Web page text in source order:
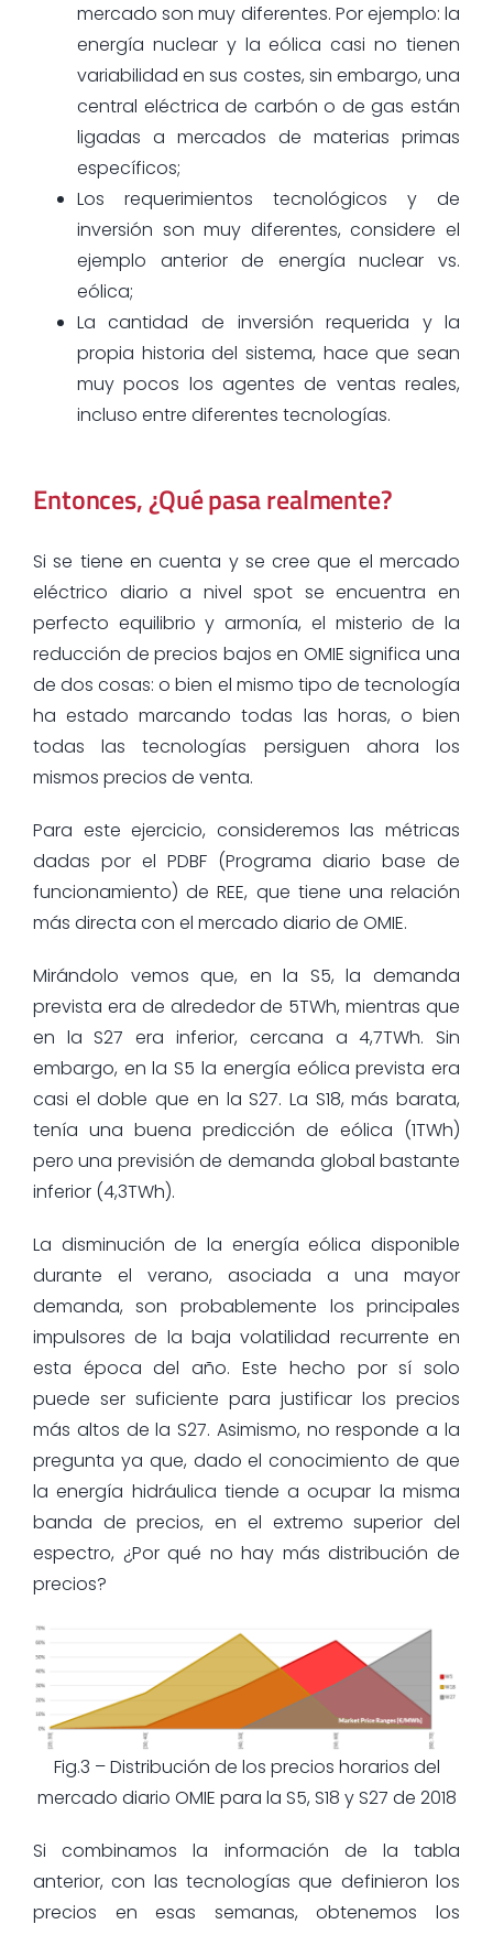
mercado son muy diferentes. Por ejemplo: la
energía nuclear y la eólica casi no tienen
variabilidad en sus costes, sin embargo, una
central eléctrica de carbón o de gas están
ligadas a mercados de materias primas
específicos;
Los requerimientos tecnológicos y de
inversión son muy diferentes, considere el
ejemplo anterior de energía nuclear vs.
eólica;
La cantidad de inversión requerida y la
propia historia del sistema, hace que sean
muy pocos los agentes de ventas reales,
incluso entre diferentes tecnologías.
Entonces, ¿Qué pasa realmente?
Si se tiene en cuenta y se cree que el mercado
eléctrico diario a nivel spot se encuentra en
perfecto equilibrio y armonía, el misterio de la
reducción de precios bajos en OMIE significa una
de dos cosas: o bien el mismo tipo de tecnología
ha estado marcando todas las horas, o bien
todas las tecnologías persiguen ahora los
mismos precios de venta.
Para este ejercicio, consideremos las métricas
dadas por el PDBF (Programa diario base de
funcionamiento) de REE, que tiene una relación
más directa con el mercado diario de OMIE.
Mirándolo vemos que, en la S5, la demanda
prevista era de alrededor de 5TWh, mientras que
en la S27 era inferior, cercana a 4,7TWh. Sin
embargo, en la S5 la energía eólica prevista era
casi el doble que en la S27. La S18, más barata,
tenía una buena predicción de eólica (1TWh)
pero una previsión de demanda global bastante
inferior (4,3TWh).
La disminución de la energía eólica disponible
durante el verano, asociada a una mayor
demanda, son probablemente los principales
impulsores de la baja volatilidad recurrente en
esta época del año. Este hecho por sí solo
puede ser suficiente para justificar los precios
más altos de la S27. Asimismo, no responde a la
pregunta ya que, dado el conocimiento de que
la energía hidráulica tiende a ocupar la misma
banda de precios, en el extremo superior del
espectro, ¿Por qué no hay más distribución de
precios?
Fig.3 – Distribución de los precios horarios del
mercado diario OMIE para la S5, S18 y S27 de 2018
Si combinamos la información de la tabla
anterior, con las tecnologías que definieron los
precios en esas semanas, obtenemos los